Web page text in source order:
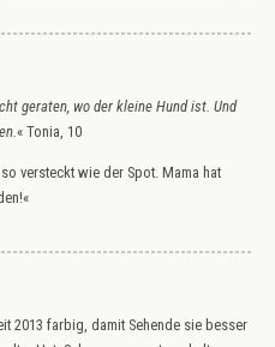
geraten, wo der kleine Hund ist. Und
« Tonia, 10
versteckt wie der Spot. Mama hat
2013 farbig, damit Sehende sie besser